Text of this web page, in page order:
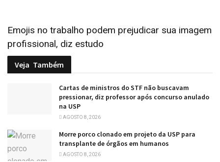
Emojis no trabalho podem prejudicar sua imagem
profissional, diz estudo
Veja Também
Cartas de ministros do STF não buscavam
pressionar, diz professor após concurso anulado
na USP
AGOSTO 8, 2026
Morre porco clonado em projeto da USP para
transplante de órgãos em humanos
AGOSTO 8, 2026